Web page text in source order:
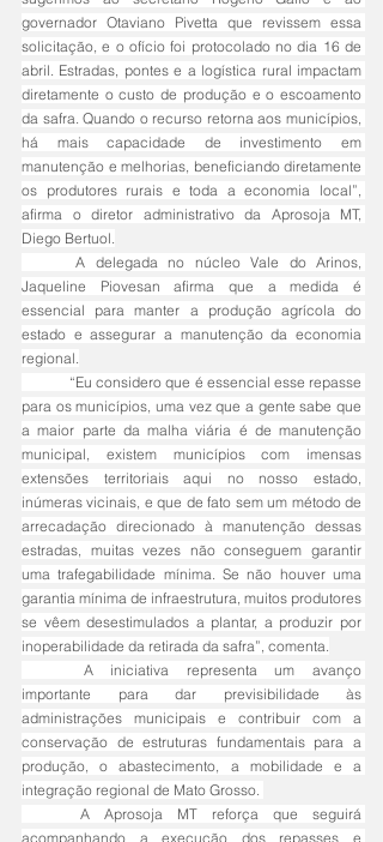
governador Otaviano Pivetta que revissem essa
solicitação, e o ofício foi protocolado no dia 16 de
abril. Estradas, pontes e a logística rural impactam
diretamente o custo de produção e o escoamento
da safra. Quando o recurso retorna aos municípios,
há mais capacidade de investimento em
manutenção e melhorias, beneficiando diretamente
os produtores rurais e toda a economia local”,
afirma o diretor administrativo da Aprosoja MT,
Diego Bertuol.
	A delegada no núcleo Vale do Arinos,
Jaqueline Piovesan afirma que a medida é
essencial para manter a produção agrícola do
estado e assegurar a manutenção da economia
regional.
para os municípios, uma vez que a gente sabe que
a maior parte da malha viária é de manutenção
municipal, existem municípios com imensas
extensões territoriais aqui no nosso estado,
inúmeras vicinais, e que de fato sem um método de
arrecadação direcionado à manutenção dessas
estradas, muitas vezes não conseguem garantir
uma trafegabilidade mínima. Se não houver uma
garantia mínima de infraestrutura, muitos produtores
se vêem desestimulados a plantar, a produzir por
inoperabilidade da retirada da safra”, comenta.
importante para dar previsibilidade às
administrações municipais e contribuir com a
conservação de estruturas fundamentais para a
produção, o abastecimento, a mobilidade e a
integração regional de Mato Grosso.
acompanhando a execução dos repasses e